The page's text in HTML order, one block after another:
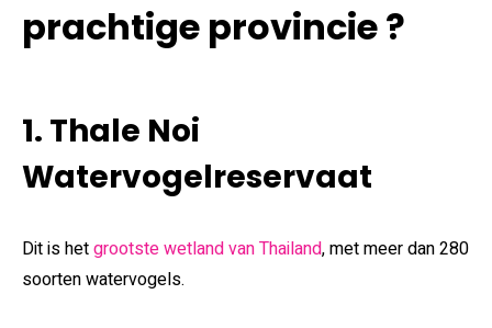
prachtige provincie ?​​​​​​​​​
1. Thale Noi
Watervogelreservaat
Dit is hetgrootste wetland van Thailand, met meer dan 280
soorten watervogels.